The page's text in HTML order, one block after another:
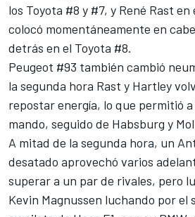
los Toyota #8 y #7, y René Rast
colocó momentáneamente en
detrás en el Toyota #8.
Peugeot #93 también cambió
la segunda hora Rast y Hartley
repostar energía, lo que permitió
mando, seguido de Habsburg y
A mitad de la segunda hora, un
desatado aprovechó varios
superar a un par de rivales, pero
Kevin Magnussen luchando por el